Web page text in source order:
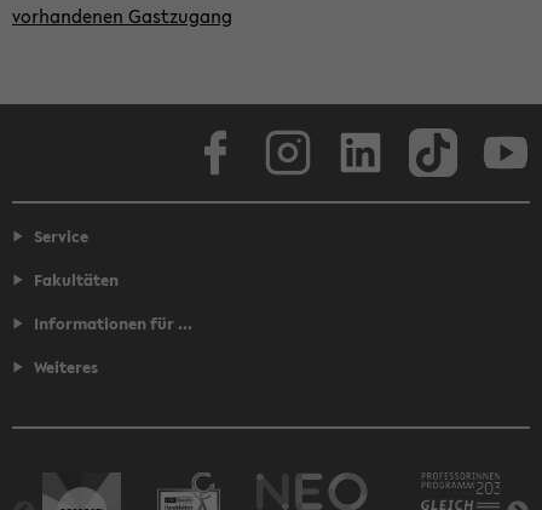
vorhandenen Gastzugang
Service
Fakultäten
Informationen für ...
Weiteres